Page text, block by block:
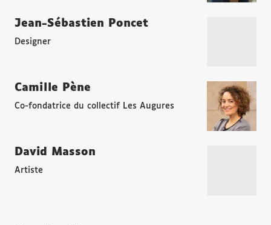
Jean-Sébastien Poncet
Designer
Camille Pène
Co-fondatrice du collectif Les Augures
David Masson
Artiste